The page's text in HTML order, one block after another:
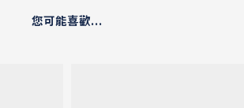
您可能喜歡...